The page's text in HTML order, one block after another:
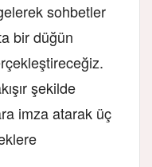
sohbetler
bir düğün
şekilde
imza atarak üç